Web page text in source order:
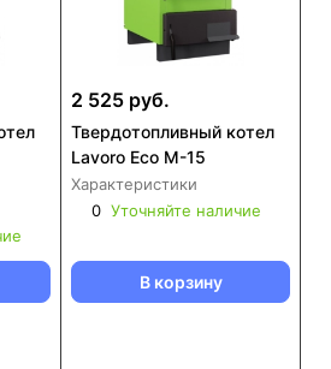
2 525 руб.
Твердотопливный котел
Lavoro Eco M-15
Характеристики
0 Уточняйте наличие
В корзину